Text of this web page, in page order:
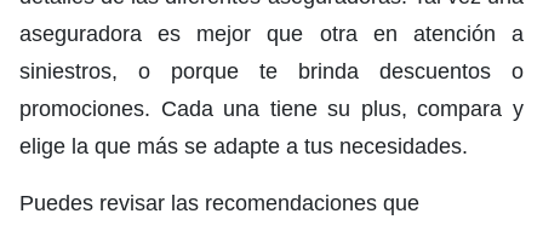
aseguradora es mejor que otra en atención a
siniestros, o porque te brinda descuentos o
promociones. Cada una tiene su plus, compara y
elige la que más se adapte a tus necesidades.
Puedes revisar las recomendaciones que